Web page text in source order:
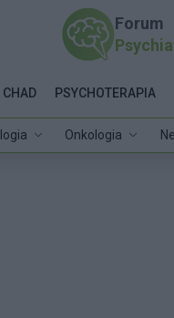
Forum
Onkologia
CHAD PSYCHOTERAPIA